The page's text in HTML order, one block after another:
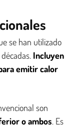
se han utilizado
Incluyen
emitir calor
son
o ambos. Es